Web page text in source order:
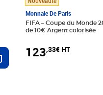
Ajouter au panier
Monnaie De Paris
FIFA – Coupe du Monde
de 10€ Argent colorisée
123,33€ HT